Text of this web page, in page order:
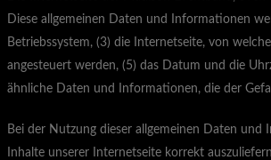
Diese allgemeinen Daten und Informationen
Betriebssystem, (3) die Internetseite, von
angesteuert werden, (5) das Datum und die
ähnliche Daten und Informationen, die der
Bei der Nutzung dieser allgemeinen Daten
Inhalte unserer Internetseite korrekt